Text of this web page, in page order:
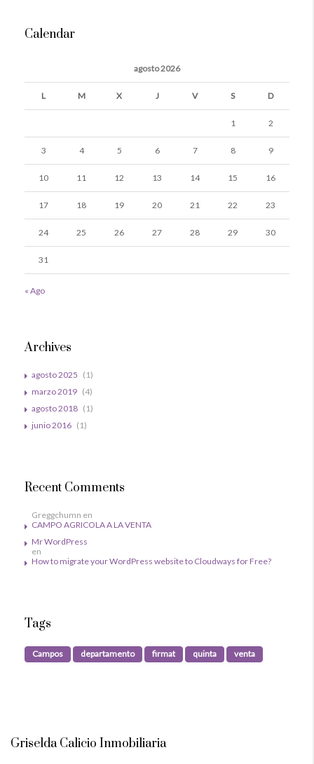
Calendar
agosto 2026
L M X J V S D
1 2
3 4 5 6 7 8 9
10 11 12 13 14 15 16
17 18 19 20 21 22 23
24 25 26 27 28 29 30
31
« Ago
Archives
agosto 2025 (1)
marzo 2019 (4)
agosto 2018 (1)
junio 2016 (1)
Recent Comments
Greggchumn en
CAMPO AGRICOLA A LA VENTA
Mr WordPress
en
How to migrate your WordPress website to Cloudways for Free?
Tags
Campos departamento firmat quinta venta
Griselda Calicio Inmobiliaria